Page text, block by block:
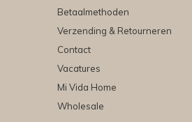
Betaalmethoden
Verzending & Retourneren
Contact
Vacatures
Mi Vida Home
Wholesale